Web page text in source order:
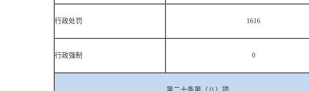
行政处罚 1616
行政强制 0